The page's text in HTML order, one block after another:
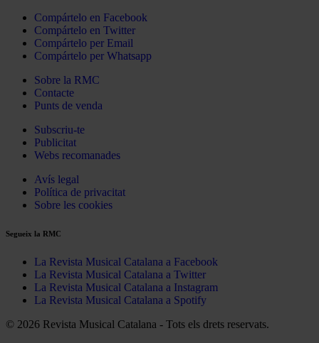
Compártelo en Facebook
Compártelo en Twitter
Compártelo per Email
Compártelo per Whatsapp
Sobre la RMC
Contacte
Punts de venda
Subscriu-te
Publicitat
Webs recomanades
Avís legal
Política de privacitat
Sobre les cookies
Segueix la RMC
La Revista Musical Catalana a Facebook
La Revista Musical Catalana a Twitter
La Revista Musical Catalana a Instagram
La Revista Musical Catalana a Spotify
© 2026 Revista Musical Catalana - Tots els drets reservats.